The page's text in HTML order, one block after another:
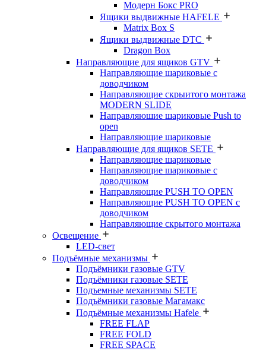
Модерн Бокс PRO
Ящики выдвижные HAFELE
Matrix Box S
Ящики выдвижные DTC
Dragon Box
Направляющие для ящиков GTV
Направляющие шариковые с
доводчиком
Направляющие скрыитого монтажа
MODERN SLIDE
Направляюшие шариковые Push to
open
Направляющие шариковые
Направляющие для ящиков SETE
Направляющие шариковые
Направляющие шариковые с
доводчиком
Направляющие PUSH TO OPEN
Направляющие PUSH TO OPEN с
доводчиком
Направляющие скрытого монтажа
Освещение
LED-свет
Подъёмные механизмы
Подъёмники газовые GTV
Подъёмники газовые SETE
Подъемные механизмы SETE
Подъёмники газовые Магамакс
Подъёмные механизмы Hafele
FREE FLAP
FREE FOLD
FREE SPACE